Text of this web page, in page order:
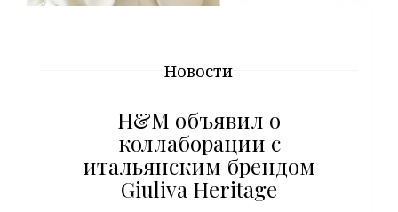
Новости
H&M объявил о
коллаборации с
итальянским брендом
Giuliva Heritage